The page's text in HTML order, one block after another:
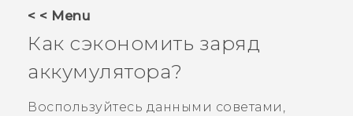
VIVERSE
ПОДДЕРЖКА
< < Menu
Как сэкономить заряд
аккумулятора?
Воспользуйтесь данными советами,